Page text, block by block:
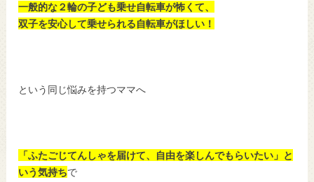
一般的な２輪の子ども乗せ自転車が怖くて、
双子を安心して乗せられる自転車がほしい！
という同じ悩みを持つママへ
「ふたごじてんしゃを届けて、自由を楽しんでもらいたい」と
いう気持ちで